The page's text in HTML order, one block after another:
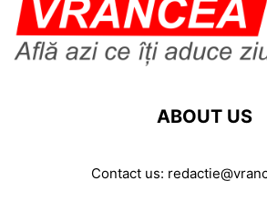
ABOUT US
Contact us: